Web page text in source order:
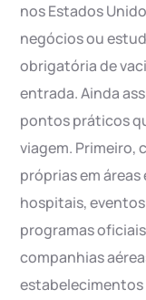
nos Estados
negócios ou
obrigatória de
entrada. Ainda
pontos práticos
viagem. Primeiro,
próprias em
hospitais,
programas
companhias